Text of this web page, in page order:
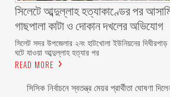
সিলেটে আব্দুল্লাহ হত্যাকাণ্ডের পর
গাছপালা কাটা ও দোকান দখলের অভিযোগ
সিলেট সদর উপজেলার ২নং হাটখোলা ইউনিয়নের
ঘটে যাওয়া আব্দুল্লাহ হত্যার পর
READ MORE
সিসিক নির্বাচনে স্বতন্ত্র মেয়র প্রার্থীতা ঘোষণা